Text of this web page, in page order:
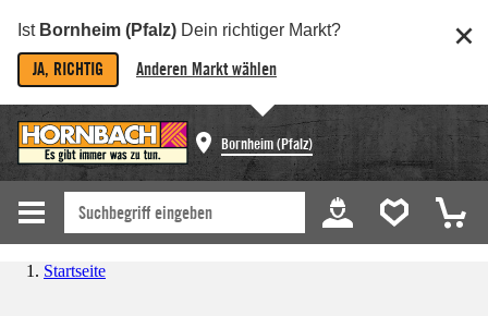
Ist Bornheim (Pfalz) Dein richtiger Markt?
JA, RICHTIG Anderen Markt wählen
Bornheim (Pfalz)
Startseite